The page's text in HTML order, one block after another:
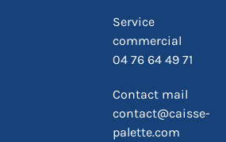
Service
commercial
04 76 64 49 71
Contact mail
contact@caisse-
palette.com